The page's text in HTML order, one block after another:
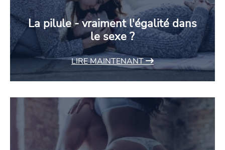
La pilule - vraiment l'égalité dans
le sexe ?
LIRE MAINTENANT